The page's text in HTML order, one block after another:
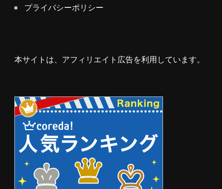
プライバシーポリシー
本サイトは、アフィリエイト広告を利用しています。